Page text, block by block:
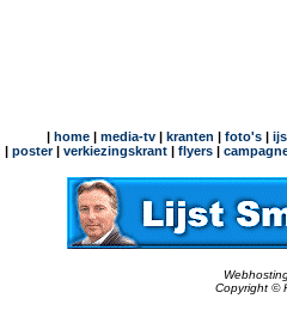
| home| media-tv| kranten | foto's|
| poster| verkiezingskrant | flyers |
Copyright ©